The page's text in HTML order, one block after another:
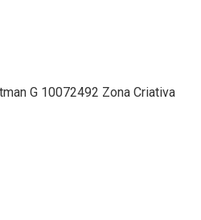
G 10072492 Zona Criativa